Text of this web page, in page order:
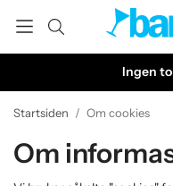
Ingen
Startsiden / Om cookies
Om